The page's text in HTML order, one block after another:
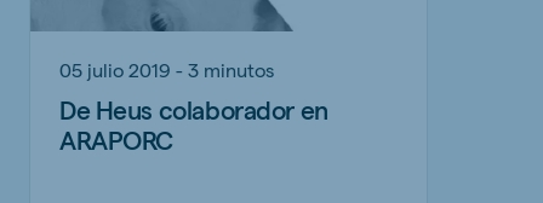
05 julio 2019 - 3 minutos
De Heus colaborador en
ARAPORC